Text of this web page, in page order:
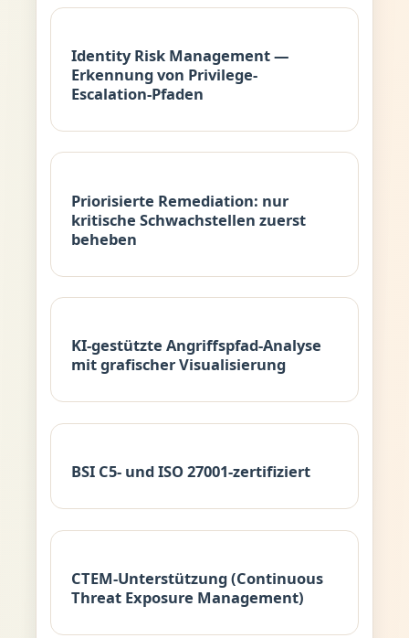
Identity Risk Management —
Erkennung von Privilege-
Escalation-Pfaden
Priorisierte Remediation: nur
kritische Schwachstellen zuerst
beheben
KI-gestützte Angriffspfad-Analyse
mit grafischer Visualisierung
BSI C5- und ISO 27001-zertifiziert
CTEM-Unterstützung (Continuous
Threat Exposure Management)